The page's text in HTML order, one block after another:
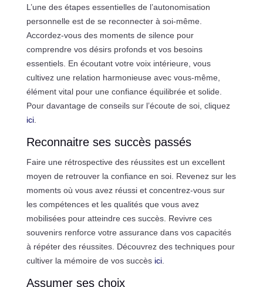
L’une des étapes essentielles de l’autonomisation
personnelle est de se reconnecter à soi-même.
Accordez-vous des moments de silence pour
comprendre vos désirs profonds et vos besoins
essentiels. En écoutant votre voix intérieure, vous
cultivez une relation harmonieuse avec vous-même,
élément vital pour une confiance équilibrée et solide.
Pour davantage de conseils sur l’écoute de soi, cliquez
ici.
Reconnaitre ses succès passés
Faire une rétrospective des réussites est un excellent
moyen de retrouver la confiance en soi. Revenez sur les
moments où vous avez réussi et concentrez-vous sur
les compétences et les qualités que vous avez
mobilisées pour atteindre ces succès. Revivre ces
souvenirs renforce votre assurance dans vos capacités
à répéter des réussites. Découvrez des techniques pour
cultiver la mémoire de vos succès ici.
Assumer ses choix